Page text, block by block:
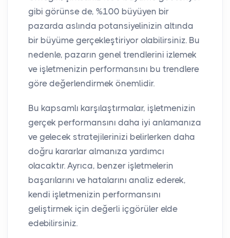
gibi görünse de, %100 büyüyen bir
pazarda aslında potansiyelinizin altında
bir büyüme gerçekleştiriyor olabilirsiniz. Bu
nedenle, pazarın genel trendlerini izlemek
ve işletmenizin performansını bu trendlere
göre değerlendirmek önemlidir.
Bu kapsamlı karşılaştırmalar, işletmenizin
gerçek performansını daha iyi anlamanıza
ve gelecek stratejilerinizi belirlerken daha
doğru kararlar almanıza yardımcı
olacaktır. Ayrıca, benzer işletmelerin
başarılarını ve hatalarını analiz ederek,
kendi işletmenizin performansını
geliştirmek için değerli içgörüler elde
edebilirsiniz.